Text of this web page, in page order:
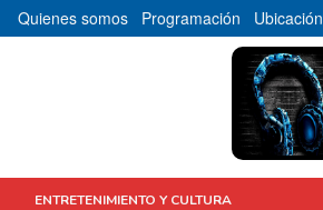
Quienes somos Programación Ubicación
ENTRETENIMIENTO Y CULTURA